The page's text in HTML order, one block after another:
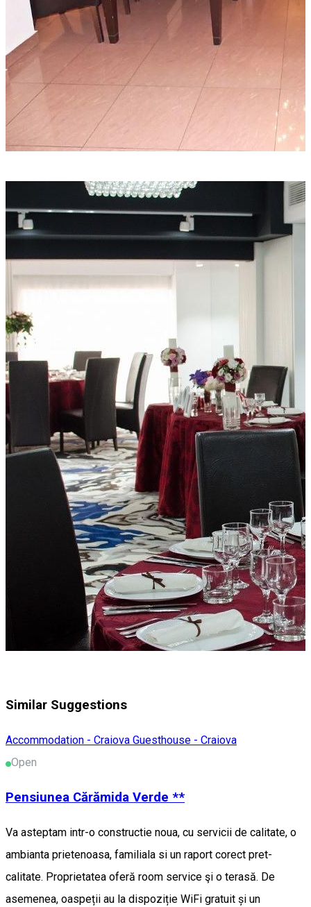
Similar Suggestions
Accommodation - Craiova Guesthouse - Craiova
Open
Pensiunea Cărămida Verde **
Va asteptam intr-o constructie noua, cu servicii de calitate, o
ambianta prietenoasa, familiala si un raport corect pret-
calitate. Proprietatea oferă room service şi o terasă. De
asemenea, oaspeții au la dispoziție WiFi gratuit și un